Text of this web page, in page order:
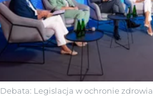
Debata: Legislacja w ochronie zdrowia